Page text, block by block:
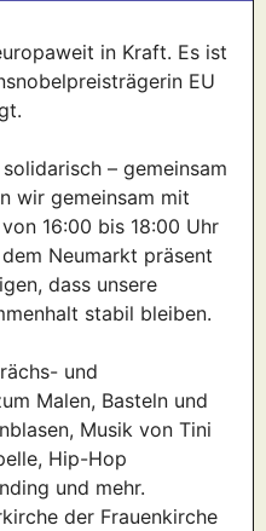
in Kraft. Es ist
EU
– gemeinsam
wir gemeinsam mit
16:00 bis 18:00 Uhr
Neumarkt präsent
dass unsere
stabil bleiben.
und
Malen, Basteln und
Musik von Tini
Hip-Hop
und mehr.
der Frauenkirche